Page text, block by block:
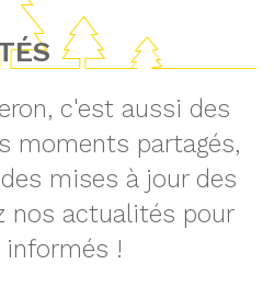
c'est aussi des
moments partagés,
mises à jour des
nos actualités pour
informés !